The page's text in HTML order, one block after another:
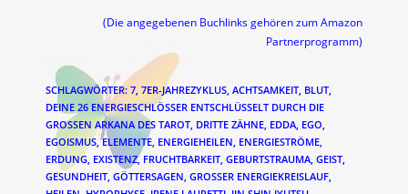
(Die angegebenen Buchlinks gehören zum Amazon
Partnerprogramm)
SCHLAGWÖRTER: 7, 7ER-JAHREZYKLUS, ACHTSAMKEIT, BLUT,
DEINE 26 ENERGIESCHLÖSSER ENTSCHLÜSSELT DURCH DIE
GROSSEN ARKANA DES TAROT , DRITTE ZÄHNE, EDDA, EGO,
EGOISMUS, ELEMENTE, ENERGIEHEILEN, ENERGIESTRÖME,
ERDUNG, EXISTENZ, FRUCHTBARKEIT, GEBURTSTRAUMA, GEIST,
GESUNDHEIT, GÖTTERSAGEN, GROSSER ENERGIEKREISLAUF ,